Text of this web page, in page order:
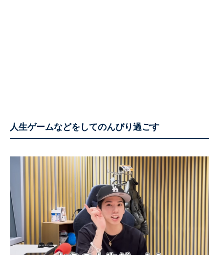
人生ゲームなどをしてのんびり過ごす